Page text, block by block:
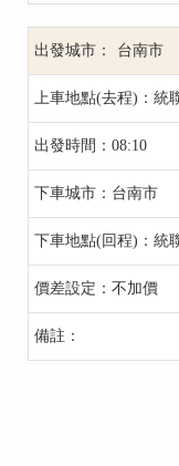
台南市
統
08:10
台南市
統
不加價